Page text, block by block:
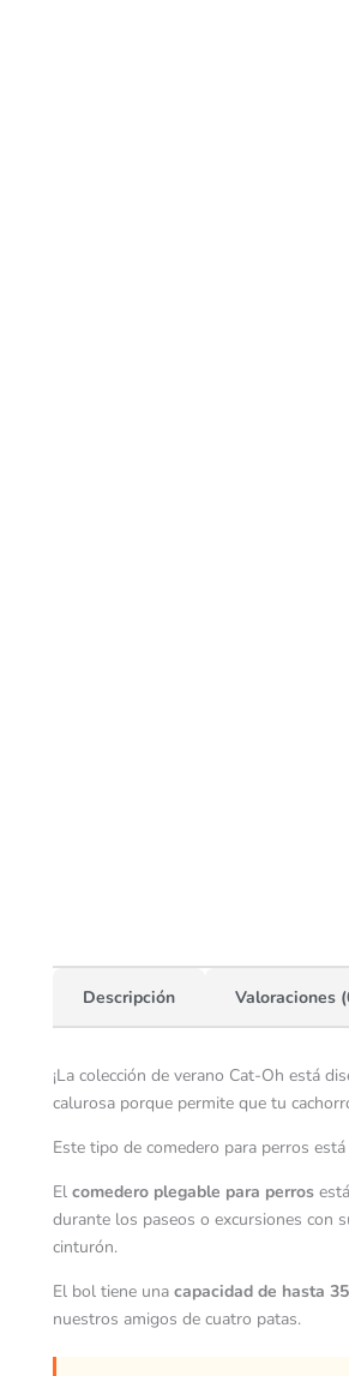
Descripción Valoraciones
¡La colección de verano Cat-Oh está
calurosa porque permite que tu
Este tipo de comedero para perros
El comedero plegable para perros
durante los paseos o excursiones con
cinturón.
El bol tiene una capacidad de hasta
nuestros amigos de cuatro patas.